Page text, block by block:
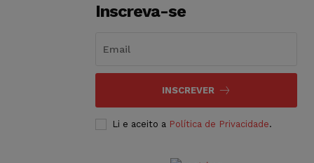
Inscreva-se
INSCREVER
Li e aceito a Política de Privacidade.